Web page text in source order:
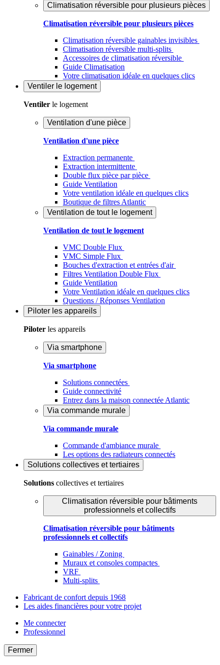
Climatisation réversible pour plusieurs pièces
Climatisation réversible pour plusieurs pièces
Climatisation réversible gainables invisibles
Climatisation réversible multi-splits
Accessoires de climatisation réversible
Guide Climatisation
Votre climatisation idéale en quelques clics
Ventiler le logement
Ventiler le logement
Ventilation d'une pièce
Ventilation d'une pièce
Extraction permanente
Extraction intermittente
Double flux pièce par pièce
Guide Ventilation
Votre ventilation idéale en quelques clics
Boutique de filtres Atlantic
Ventilation de tout le logement
Ventilation de tout le logement
VMC Double Flux
VMC Simple Flux
Bouches d'extraction et entrées d'air
Filtres Ventilation Double Flux
Guide Ventilation
Votre Ventilation idéale en quelques clics
Questions / Réponses Ventilation
Piloter les appareils
Piloter les appareils
Via smartphone
Via smartphone
Solutions connectées
Guide connectivité
Entrez dans la maison connectée Atlantic
Via commande murale
Via commande murale
Commande d'ambiance murale
Les options des radiateurs connectés
Solutions collectives et tertiaires
Solutions collectives et tertiaires
Climatisation réversible pour bâtiments
professionnels et collectifs
Climatisation réversible pour bâtiments
professionnels et collectifs
Gainables / Zoning
Muraux et consoles compactes
VRF
Multi-splits
Fabricant de confort depuis 1968
Les aides financières pour votre projet
Me connecter
Professionnel
Fermer